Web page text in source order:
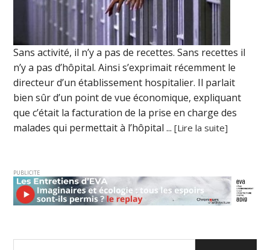
Sans activité, il n’y a pas de recettes. Sans recettes il
n’y a pas d’hôpital. Ainsi s’exprimait récemment le
directeur d’un établissement hospitalier. Il parlait
bien sûr d’un point de vue économique, expliquant
que c’était la facturation de la prise en charge des
malades qui permettait à l’hôpital ...[Lire la suite]
PUBLICITE